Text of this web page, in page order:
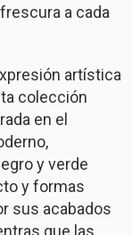
a cada
artística
colección
en el
y verde
y formas
sus acabados
que las